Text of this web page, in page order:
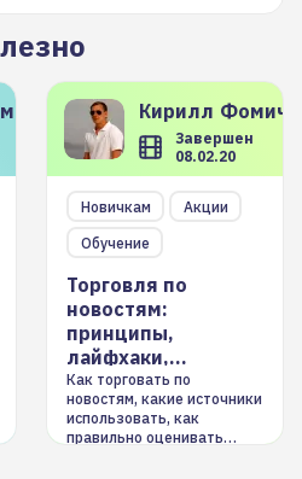
Кирилл
Завершен
08.02.20
Новичкам
Акции
Обучение
Торговля по
новостям:
принципы,
лайфхаки,
инструменты
Как торговать по
новостям, какие источники
использовать, как
правильно оценивать